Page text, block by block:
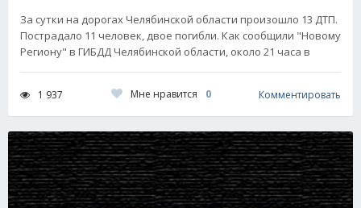
За сутки на дорогах Челябинской области произошло 13 ДТП.
Пострадало 11 человек, двое погибли. Как сообщили "Новому
Региону" в ГИБДД Челябинской области, около 21 часа в
1 937 Мне нравится 0 Комментировать